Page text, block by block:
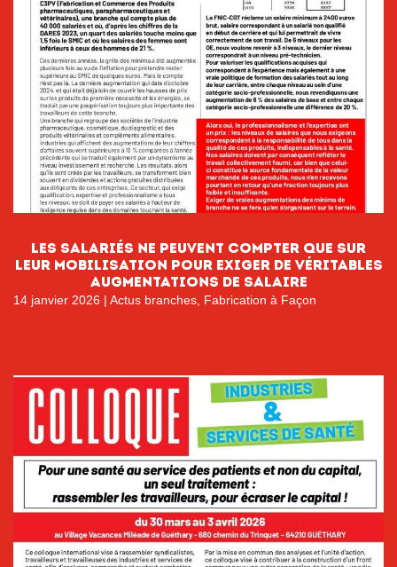
Les salariés ne peuvent compter que sur
leur mobilisation pour exiger de véritables
augmentations de salaire
14 janvier 2026 | Actus branches, Fabrication à Façon